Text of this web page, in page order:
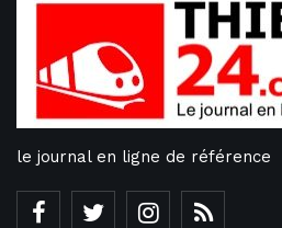
le journal en ligne de référence